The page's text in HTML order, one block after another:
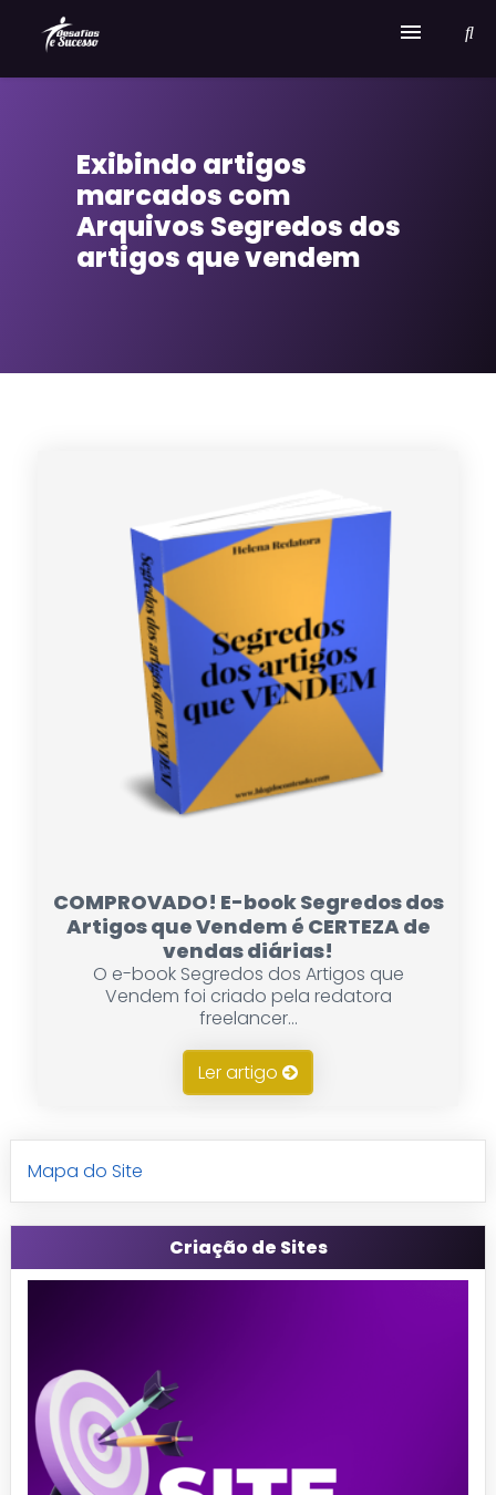
Serviços
Sobre Desafios e Sucesso
Exibindo artigos
marcados com
Arquivos Segredos dos
artigos que vendem
COMPROVADO! E-book Segredos dos
Artigos que Vendem é CERTEZA de
vendas diárias!
O e-book Segredos dos Artigos que
Vendem foi criado pela redatora
freelancer...
Ler artigo
Mapa do Site
Criação de Sites